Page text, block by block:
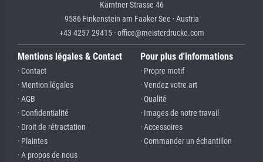
Kärntner Strasse 46
9586 Finkenstein am Faaker See · Austria
+43 4257 29415 · office@meisterdrucke.com
Mentions légales & Contact
· Contact
· Mention légales
· AGB
· Confidentialité
· Droit de rétractation
· Plaintes
· A propos de nous
Pour plus d'informations
· Propre motif
· Vendez votre art
· Qualité
· Images de notre travail
· Accessoires
· Commander un échantillon